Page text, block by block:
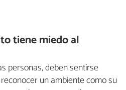
tiene miedo al
personas, deben sentirse
un ambiente como su